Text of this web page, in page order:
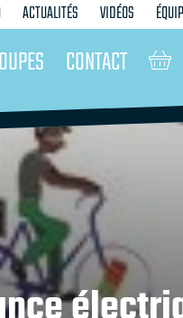
CONTACT
ACTUALITÉS VIDÉOS